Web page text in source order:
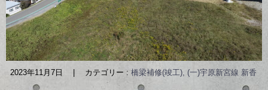
2023年11月7日 | カテゴリー : 橋梁補修(竣工), (一)宇原新宮線 新香